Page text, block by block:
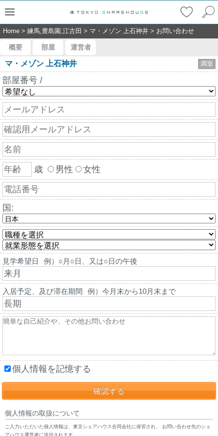
Home > 練馬,豊島園,江古田 > マ・メゾン 上石神井 > お問い合わせ
概要 部屋 運営者
マ・メゾン 上石神井 満室
部屋番号 /
歳 男性 女性
国:
見学希望日 例）○月○日、又は○日の午後
入居予定、及び滞在期間 例）今月末から10月末まで
個人情報を記憶する
個人情報の取扱について
ご入力いただいた個人情報は、東京シェアハウス合同会社に保管され、 お問い合わせ先のシェ
アハウス運営者に送信されます。